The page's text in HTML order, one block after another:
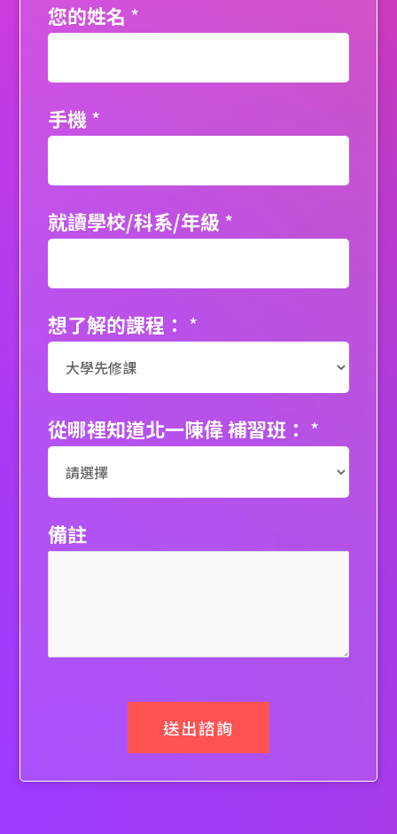
您的姓名 *
手機*
就讀學校/科系/年級 *
想了解的課程： *
從哪裡知道北一陳偉 補習班： *
備註
送出諮詢